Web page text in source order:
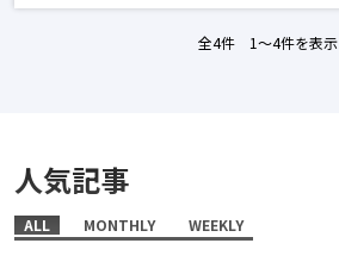
全4件 1〜4件を表示
人気記事
ALL MONTHLY WEEKLY